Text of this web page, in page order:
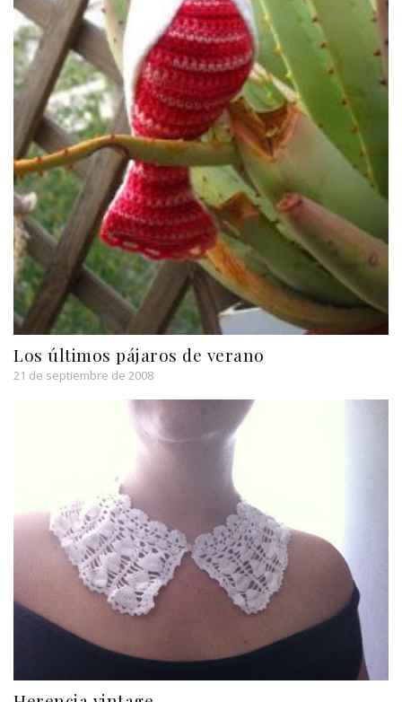
Los últimos pájaros de verano
21 de septiembre de 2008